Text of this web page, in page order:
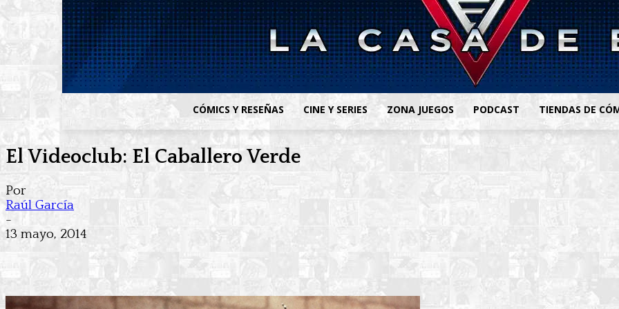
CÓMICS Y RESEÑAS CINE Y SERIES ZONA JUEGOS PODCAST TIENDAS DE
El Videoclub: El Caballero Verde
Por
Raúl García
-
13 mayo, 2014